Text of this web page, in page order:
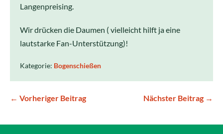
Langenpreising.
Wir drücken die Daumen ( vielleicht hilft ja eine
lautstarke Fan-Unterstützung)!
Kategorie: Bogenschießen
← Vorheriger Beitrag Nächster Beitrag →